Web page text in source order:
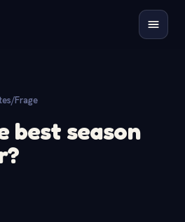
/Frage
best season